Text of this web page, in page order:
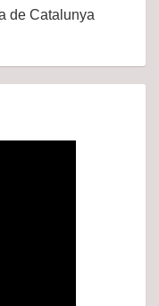
de Catalunya